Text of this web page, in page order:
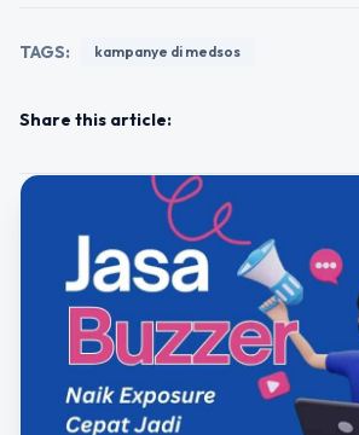
TAGS: kampanye di medsos
Share this article: